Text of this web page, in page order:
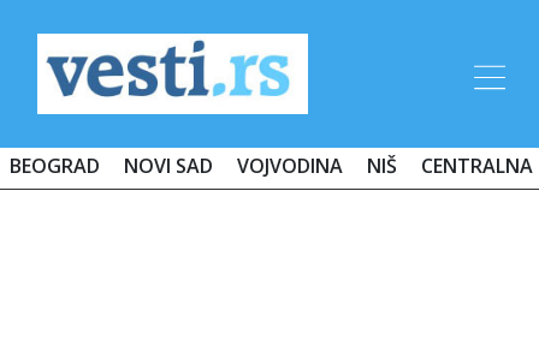
BEOGRAD NOVI SAD VOJVODINA NIŠ CENTRALNA